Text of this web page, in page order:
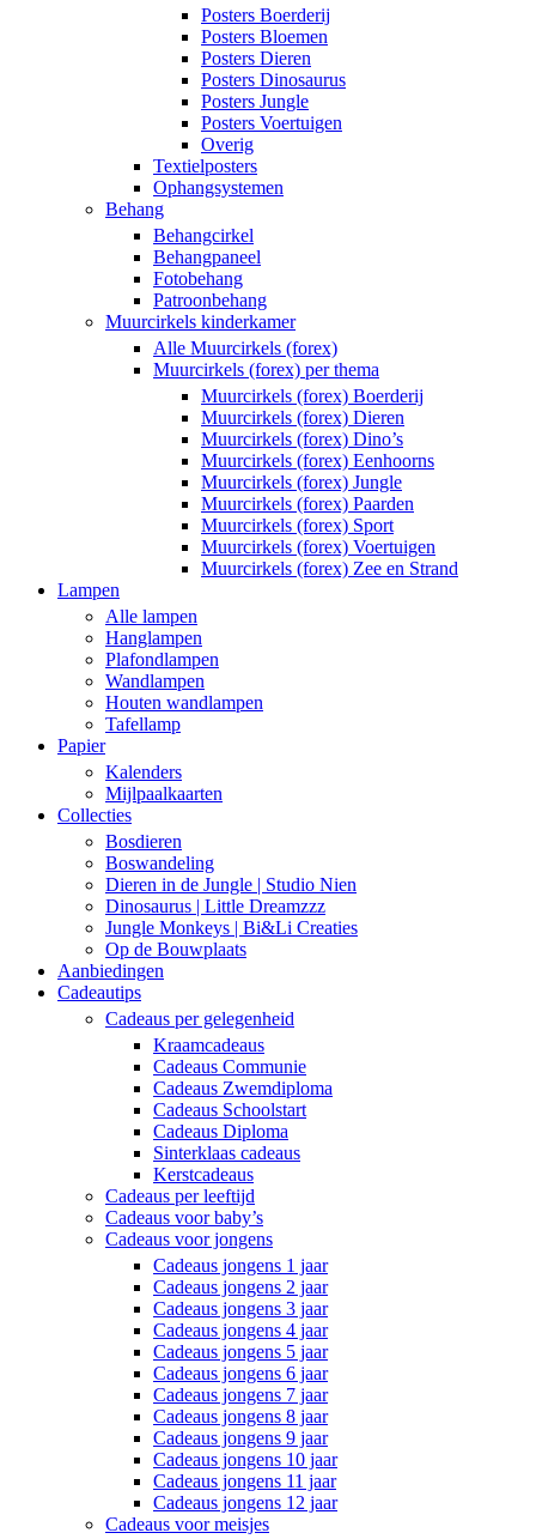
Posters Boerderij
Posters Bloemen
Posters Dieren
Posters Dinosaurus
Posters Jungle
Posters Voertuigen
Overig
Textielposters
Ophangsystemen
Behang
Behangcirkel
Behangpaneel
Fotobehang
Patroonbehang
Muurcirkels kinderkamer
Alle Muurcirkels (forex)
Muurcirkels (forex) per thema
Muurcirkels (forex) Boerderij
Muurcirkels (forex) Dieren
Muurcirkels (forex) Dino’s
Muurcirkels (forex) Eenhoorns
Muurcirkels (forex) Jungle
Muurcirkels (forex) Paarden
Muurcirkels (forex) Sport
Muurcirkels (forex) Voertuigen
Muurcirkels (forex) Zee en Strand
Lampen
Alle lampen
Hanglampen
Plafondlampen
Wandlampen
Houten wandlampen
Tafellamp
Papier
Kalenders
Mijlpaalkaarten
Collecties
Bosdieren
Boswandeling
Dieren in de Jungle | Studio Nien
Dinosaurus | Little Dreamzzz
Jungle Monkeys | Bi&Li Creaties
Op de Bouwplaats
Aanbiedingen
Cadeautips
Cadeaus per gelegenheid
Kraamcadeaus
Cadeaus Communie
Cadeaus Zwemdiploma
Cadeaus Schoolstart
Cadeaus Diploma
Sinterklaas cadeaus
Kerstcadeaus
Cadeaus per leeftijd
Cadeaus voor baby’s
Cadeaus voor jongens
Cadeaus jongens 1 jaar
Cadeaus jongens 2 jaar
Cadeaus jongens 3 jaar
Cadeaus jongens 4 jaar
Cadeaus jongens 5 jaar
Cadeaus jongens 6 jaar
Cadeaus jongens 7 jaar
Cadeaus jongens 8 jaar
Cadeaus jongens 9 jaar
Cadeaus jongens 10 jaar
Cadeaus jongens 11 jaar
Cadeaus jongens 12 jaar
Cadeaus voor meisjes